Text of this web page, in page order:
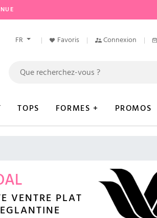
FR Favoris Connexion
TOPS FORMES + PROMOS
VENTRE PLAT